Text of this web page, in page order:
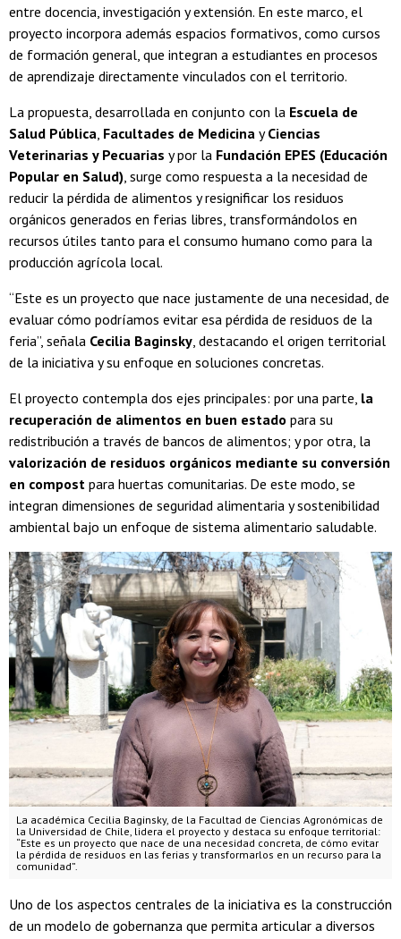
entre docencia, investigación y extensión. En este marco, el
proyecto incorpora además espacios formativos, como cursos
de formación general, que integran a estudiantes en procesos
de aprendizaje directamente vinculados con el territorio.
La propuesta, desarrollada en conjunto con la Escuela de
Salud Pública Facultades de Medicina yCiencias
Veterinarias y Pecuarias y por la Fundación EPES (Educación
Popular en Salud) , surge como respuesta a la necesidad de
reducir la pérdida de alimentos y resignificar los residuos
orgánicos generados en ferias libres, transformándolos en
recursos útiles tanto para el consumo humano como para la
producción agrícola local.
“Este es un proyecto que nace justamente de una necesidad, de
evaluar cómo podríamos evitar esa pérdida de residuos de la
feria”, señala Cecilia Baginsky , destacando el origen territorial
de la iniciativa y su enfoque en soluciones concretas.
El proyecto contempla dos ejes principales: por una parte, la
recuperación de alimentos en buen estado para su
redistribución a través de bancos de alimentos; y por otra, la
valorización de residuos orgánicos mediante su conversión
en compost para huertas comunitarias. De este modo, se
integran dimensiones de seguridad alimentaria y sostenibilidad
ambiental bajo un enfoque de sistema alimentario saludable.
La académica Cecilia Baginsky, de la Facultad de Ciencias Agronómicas de
la Universidad de Chile, lidera el proyecto y destaca su enfoque territorial:
“Este es un proyecto que nace de una necesidad concreta, de cómo evitar
la pérdida de residuos en las ferias y transformarlos en un recurso para la
comunidad”.
Uno de los aspectos centrales de la iniciativa es la construcción
de un modelo de gobernanza que permita articular a diversos